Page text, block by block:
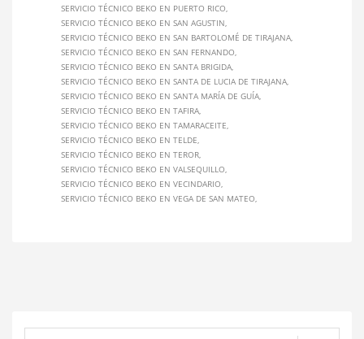
SERVICIO TÉCNICO BEKO EN PUERTO RICO
SERVICIO TÉCNICO BEKO EN SAN AGUSTIN
SERVICIO TÉCNICO BEKO EN SAN BARTOLOMÉ DE TIRAJANA
SERVICIO TÉCNICO BEKO EN SAN FERNANDO
SERVICIO TÉCNICO BEKO EN SANTA BRIGIDA
SERVICIO TÉCNICO BEKO EN SANTA DE LUCIA DE TIRAJANA
SERVICIO TÉCNICO BEKO EN SANTA MARÍA DE GUÍA
SERVICIO TÉCNICO BEKO EN TAFIRA
SERVICIO TÉCNICO BEKO EN TAMARACEITE
SERVICIO TÉCNICO BEKO EN TELDE
SERVICIO TÉCNICO BEKO EN TEROR
SERVICIO TÉCNICO BEKO EN VALSEQUILLO
SERVICIO TÉCNICO BEKO EN VECINDARIO
SERVICIO TÉCNICO BEKO EN VEGA DE SAN MATEO